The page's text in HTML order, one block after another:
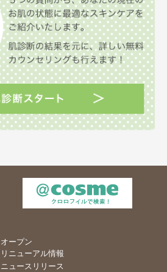
オープン
リニューアル情報
ニュースリリース